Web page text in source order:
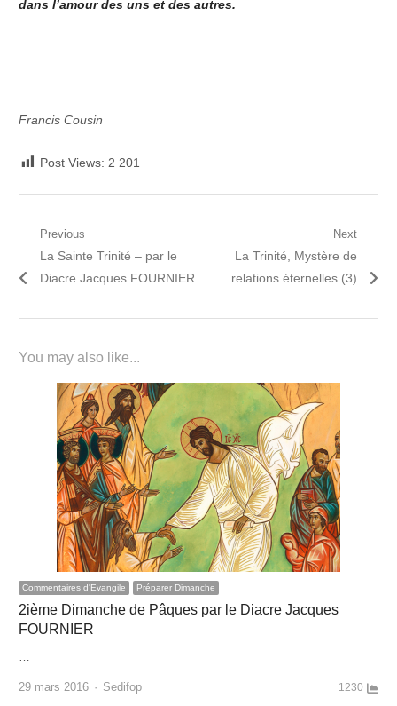
dans l’amour des uns et des autres.
Francis Cousin
Post Views: 2 201
Navigation
de
Previous
Previous
post:
La Sainte Trinité – par le
Diacre Jacques FOURNIER
Next
Next
post:
La Trinité, Mystère de
relations éternelles (3)
You may also like...
Commentaires d'Evangile Préparer Dimanche
2ième Dimanche de Pâques par le Diacre Jacques
FOURNIER
29 mars 2016 Author
Sedifop 1230